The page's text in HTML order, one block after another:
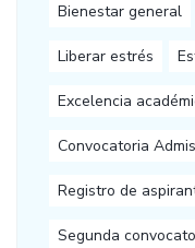
Bienestar general
Liberar estrés
Excelencia
Convocatoria
Registro de
Segunda